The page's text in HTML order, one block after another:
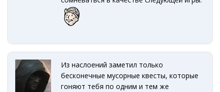
Из наслоений заметил только
бесконечные мусорные квесты, которые
гоняют тебя по одним и тем же